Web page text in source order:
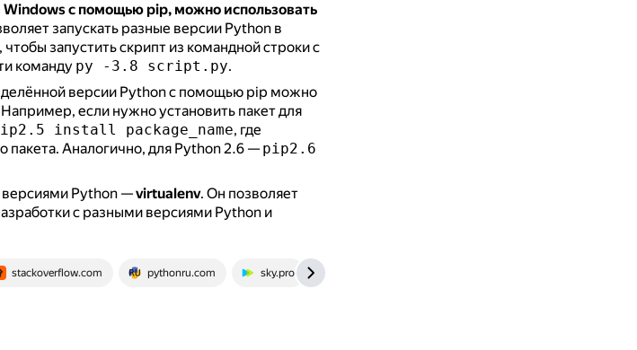
с помощью pip, можно использовать
запускать разные версии Python в
запустить скрипт из командной строки с
команду py -3.8 script.py.
версии Python с помощью pip можно
Например, если нужно установить пакет для
install package_name, где
пакета. Аналогично, для Python 2.6 — pip2.6
версиями Python —virtualenv. Он позволяет
с разными версиями Python и
stackoverflow.com pythonru.com sky.pro